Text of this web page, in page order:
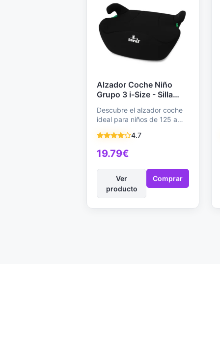
Alzador Coche Niño
Grupo 3 i-Size - Silla
Ligera con ISOFIX,
Homologada R129,
Modelo Mónaco Negro
Descubre el alzador coche
ideal para niños de 125 a
4.7
19.79€
Ver
producto
Comprar